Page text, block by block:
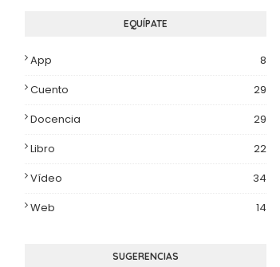
EQUÍPATE
App
8
Cuento
29
Docencia
29
Libro
22
Vídeo
34
Web
14
SUGERENCIAS